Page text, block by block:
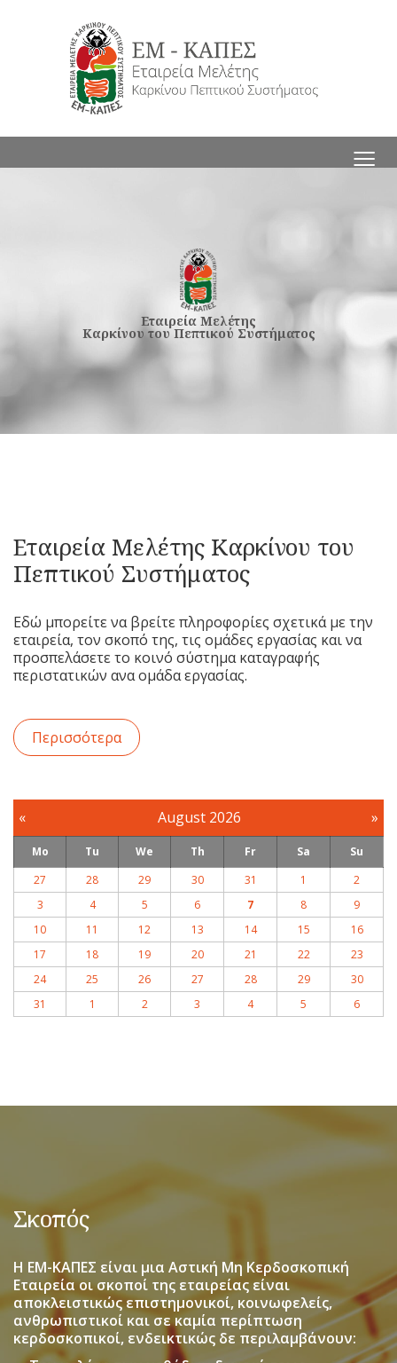
≡
Εταιρεία Μελέτης
Καρκίνου του Πεπτικού Συστήματος
Εταιρεία Μελέτης Καρκίνου του
Πεπτικού Συστήματος
Εδώ μπορείτε να βρείτε πληροφορίες σχετικά με την
εταιρεία, τον σκοπό της, τις ομάδες εργασίας και να
προσπελάσετε το κοινό σύστημα καταγραφής
περιστατικών ανα ομάδα εργασίας.
Περισσότερα
« August 2026 »
Mo Tu We Th Fr Sa
Su
27
28 29 30 31 1
2
3
4 5 6 7 8
9
10
11 12 13 14 15
16
17
18 19 20 21 22
23
24
25 26 27 28 29
30
31
1 2 3 4 5 6
Σκοπός
Η ΕΜ-ΚΑΠΕΣ είναι μια Αστική Μη Κερδοσκοπική
Εταιρεία οι σκοποί της εταιρείας είναι
αποκλειστικώς επιστημονικοί, κοινωφελείς,
ανθρωπιστικοί και σε καμία περίπτωση
κερδοσκοπικοί, ενδεικτικώς δε περιλαμβάνουν: